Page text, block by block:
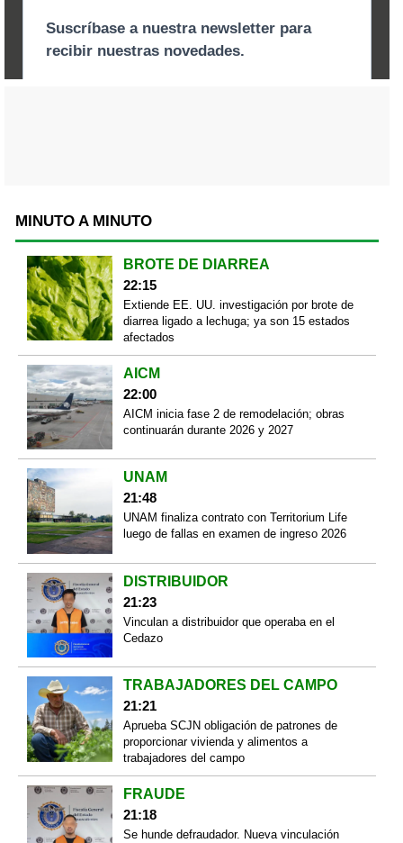
MINUTO A MINUTO
BROTE DE DIARREA
22:15
Extiende EE. UU. investigación por brote de
diarrea ligado a lechuga; ya son 15 estados
afectados
AICM
22:00
AICM inicia fase 2 de remodelación; obras
continuarán durante 2026 y 2027
UNAM
21:48
UNAM finaliza contrato con Territorium Life
luego de fallas en examen de ingreso 2026
DISTRIBUIDOR
21:23
Vinculan a distribuidor que operaba en el
Cedazo
TRABAJADORES DEL CAMPO
21:21
Aprueba SCJN obligación de patrones de
proporcionar vivienda y alimentos a
trabajadores del campo
FRAUDE
21:18
Se hunde defraudador. Nueva vinculación